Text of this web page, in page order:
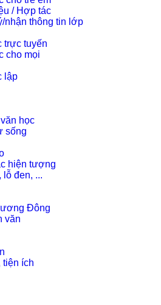
/ Hợp tác
nhận thông tin lớp
trực tuyến
cho mọi
lập
học
sống
hiện tượng
lỗ đen, ...
Đông
văn
tiện ích